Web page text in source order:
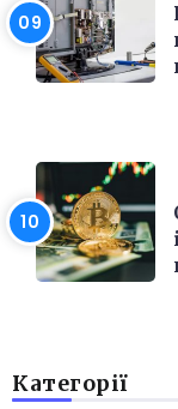
Категорії